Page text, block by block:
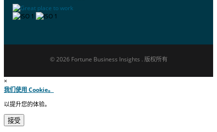
© 2026 Fortune Business Insights . 版权所有
×
我们使用 Cookie。
以提升您的体验。
接受